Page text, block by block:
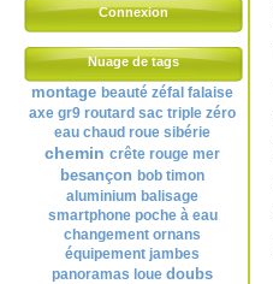
Connexion
Nuage de tags
montage beauté zéfal falaise
axe gr9 routard sac triple zéro
eau chaud roue sibérie
chemin crête rouge mer
besançon bob timon
aluminium balisage
smartphone poche à eau
changement ornans
équipement jambes
panoramas loue doubs